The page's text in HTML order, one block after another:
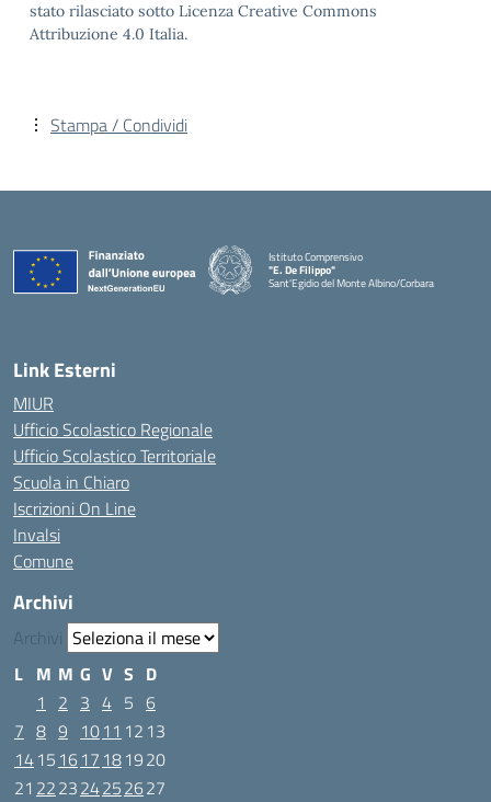
stato rilasciato sotto Licenza Creative Commons
Attribuzione 4.0 Italia.
Stampa / Condividi
Istituto Comprensivo
"E. De Filippo"
Sant'Egidio del Monte Albino/Corbara
Link Esterni
MIUR
Ufficio Scolastico Regionale
Ufficio Scolastico Territoriale
Scuola in Chiaro
Iscrizioni On Line
Invalsi
Comune
Archivi
Archivi
L M M G V S D
1
2 3 4 5 6
7 8 9 1011 12 13
1415 1617 181920
21 222324252627